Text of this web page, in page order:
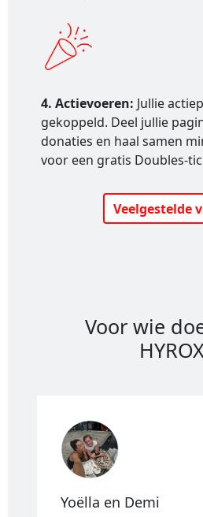
4. Actievoeren: Jullie
gekoppeld. Deel jullie
donaties en haal samen
voor een gratis Doubles-
Veelgestelde
Voor wie
Yoëlla en Demi